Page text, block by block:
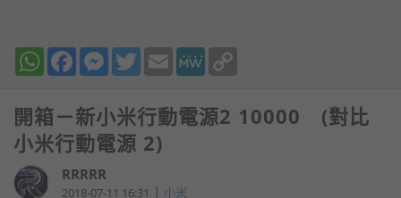
WhatsAppFacebookMessenger
TwitterEmail MeWe
開箱－新小米行動電源2 10000 (對比
小米行動電源 2)
RRRRR
2018-07-11 16:31 | 小米